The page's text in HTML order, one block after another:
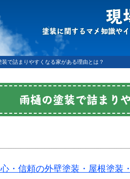
現
塗装に関するマメ知識や
装で詰まりやすくなる家がある理由とは？
雨樋の塗装で詰まり
・信頼の外壁塗装・屋根塗装